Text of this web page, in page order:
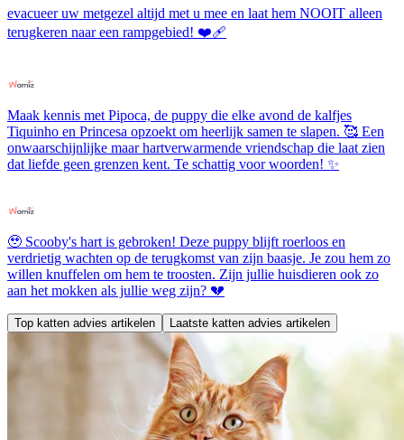
evacueer uw metgezel altijd met u mee en laat hem NOOIT alleen
terugkeren naar een rampgebied! ❤️‍🩹
Maak kennis met Pipoca, de puppy die elke avond de kalfjes
Tiquinho en Princesa opzoekt om heerlijk samen te slapen. 🥰 Een
onwaarschijnlijke maar hartverwarmende vriendschap die laat zien
dat liefde geen grenzen kent. Te schattig voor woorden! ✨
🥹 Scooby's hart is gebroken! Deze puppy blijft roerloos en
verdrietig wachten op de terugkomst van zijn baasje. Je zou hem zo
willen knuffelen om hem te troosten. Zijn jullie huisdieren ook zo
aan het mokken als jullie weg zijn? 💔
Top katten advies artikelen Laatste katten advies artikelen